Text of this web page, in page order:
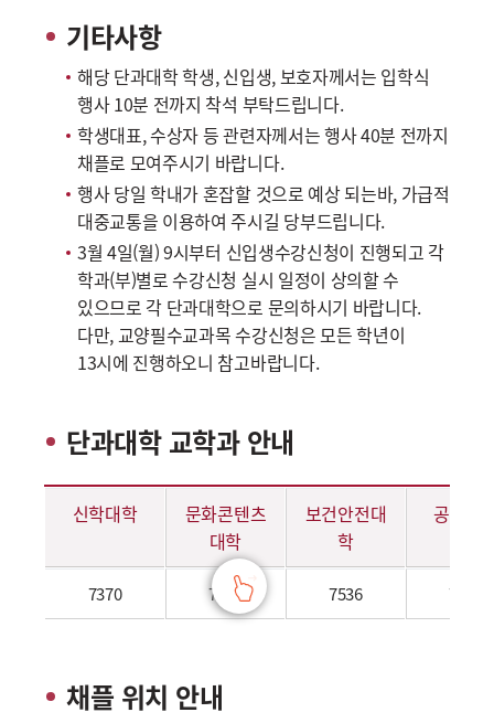
기타사항
해당 단과대학 학생, 신입생, 보호자께서는 입학식
행사 10분 전까지 착석 부탁드립니다.
학생대표, 수상자 등 관련자께서는 행사 40분 전까지
채플로 모여주시기 바랍니다.
행사 당일 학내가 혼잡할 것으로 예상 되는바, 가급적
대중교통을 이용하여 주시길 당부드립니다.
3월 4일(월) 9시부터 신입생수강신청이 진행되고 각
학과(부)별로 수강신청 실시 일정이 상의할 수
있으므로 각 단과대학으로 문의하시기 바랍니다.
다만, 교양필수교과목 수강신청은 모든 학년이
13시에 진행하오니 참고바랍니다.
단과대학 교학과 안내
단과대학 교학과 연락처
신학대학
문화콘텐츠
대학
보건안전대
학
공과대
7370 7421 7536 7532
채플 위치 안내